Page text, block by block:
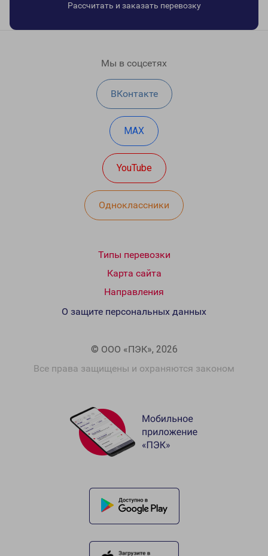
Рассчитать и заказать перевозку
Мы в соцсетях
ВКонтакте
MAX
YouTube
Одноклассники
Типы перевозки
Карта сайта
Направления
© ООО «ПЭК», 2026
Все права защищены и охраняются законом
О защите персональных данных